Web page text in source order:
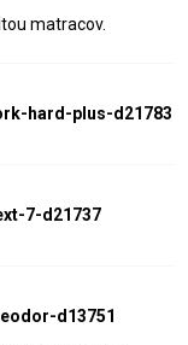
matracov.
hard-plus-d21783
7-d21737
d13751